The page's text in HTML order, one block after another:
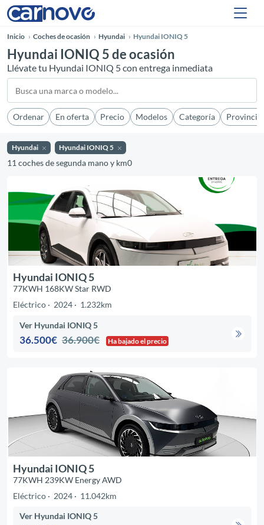
Inicio Coches de ocasión Hyundai Hyundai IONIQ 5
Hyundai IONIQ 5 de ocasión
Llévate tu Hyundai IONIQ 5 con entrega inmediata
Ordenar En oferta Precio Modelos Categoría Provincia
Hyundai Hyundai IONIQ 5
11 coches de segunda mano y km0
Hyundai IONIQ 5
77KWH 168KW Star RWD
Eléctrico
2024 1.232km
Ver Hyundai IONIQ 5
36.500€ 36.900€ Ha bajado el precio
Hyundai IONIQ 5
77KWH 239KW Energy AWD
Eléctrico
2024 11.042km
Ver Hyundai IONIQ 5